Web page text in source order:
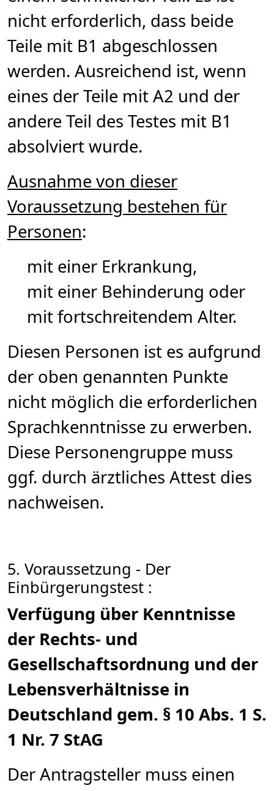
nicht erforderlich, dass beide
Teile mit B1 abgeschlossen
werden. Ausreichend ist, wenn
eines der Teile mit A2 und der
andere Teil des Testes mit B1
absolviert wurde.
Ausnahme von dieser
Voraussetzung bestehen für
Personen:
mit einer Erkrankung,
mit einer Behinderung oder
mit fortschreitendem Alter.
Diesen Personen ist es aufgrund
der oben genannten Punkte
nicht möglich die erforderlichen
Sprachkenntnisse zu erwerben.
Diese Personengruppe muss
ggf. durch ärztliches Attest dies
nachweisen.
5. Voraussetzung - Der
Einbürgerungstest :
Verfügung über Kenntnisse
der Rechts- und
Gesellschaftsordnung und der
Lebensverhältnisse in
Deutschland gem. § 10 Abs. 1 S.
1 Nr. 7 StAG
Der Antragsteller muss einen